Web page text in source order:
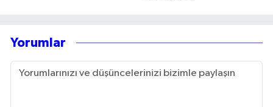
Yorumlar